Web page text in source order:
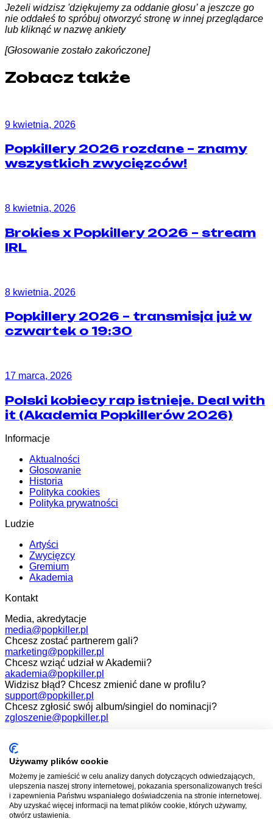
Jeżeli widzisz 'dziękujemy za oddanie głosu’ a jeszcze go
nie oddałeś to spróbuj otworzyć stronę w innej przeglądarce
lub kliknąć w nazwę ankiety
[Głosowanie zostało zakończone]
Zobacz także
9 kwietnia, 2026
Popkillery 2026 rozdane – znamy
wszystkich zwycięzców!
8 kwietnia, 2026
Brokies x Popkillery 2026 – stream
IRL
8 kwietnia, 2026
Popkillery 2026 – transmisja już w
czwartek o 19:30
17 marca, 2026
Polski kobiecy rap istnieje. Deal with
it (Akademia Popkillerów 2026)
Informacje
Aktualności
Głosowanie
Historia
Polityka cookies
Polityka prywatności
Ludzie
Artyści
Zwycięzcy
Gremium
Akademia
Kontakt
Media, akredytacje
media@popkiller.pl
Chcesz zostać partnerem gali?
marketing@popkiller.pl
Chcesz wziąć udział w Akademii?
akademia@popkiller.pl
Widzisz błąd? Chcesz zmienić dane w profilu?
support@popkiller.pl
Chcesz zgłosić swój album/singiel do nominacji?
zgloszenie@popkiller.pl
Instagram
YouTube
Używamy plików cookie
Możemy je zamieścić w celu analizy danych dotyczących odwiedzających,
ulepszenia naszej strony internetowej, pokazania spersonalizowanych treści
i zapewnienia Państwu wspaniałego doświadczenia na stronie internetowej.
Aby uzyskać więcej informacji na temat plików cookie, których używamy,
otwórz ustawienia.